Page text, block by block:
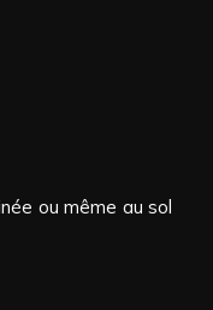
ou même au sol